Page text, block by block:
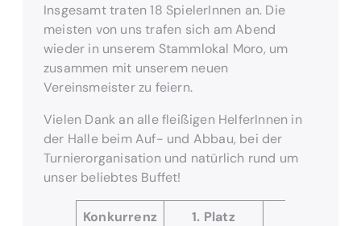
Insgesamt traten 18 SpielerInnen an. Die
meisten von uns trafen sich am Abend
wieder in unserem Stammlokal Moro, um
zusammen mit unserem neuen
Vereinsmeister zu feiern.
Vielen Dank an alle fleißigen HelferInnen in
der Halle beim Auf- und Abbau, bei der
Turnierorganisation und natürlich rund um
unser beliebtes Buffet!
Konkurrenz 1. Platz